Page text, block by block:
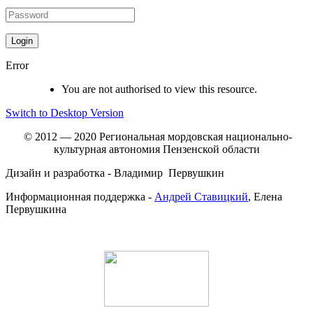
Error
You are not authorised to view this resource.
Switch to Desktop Version
© 2012 — 2020 Региональная мордовская национально-
культурная автономия Пензенской области
Дизайн и разработка - Владимир Первушкин
Информационная поддержка - Андрей Ставицкий, Елена
Первушкина